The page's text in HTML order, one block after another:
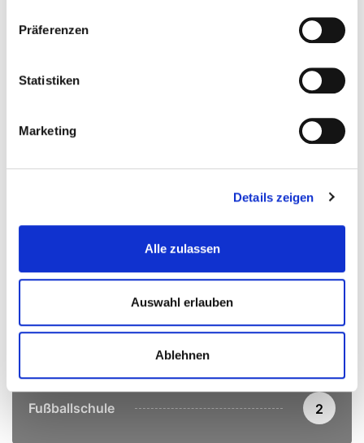
Präferenzen
Statistiken
Marketing
Details zeigen
Alle zulassen
Auswahl erlauben
Ablehnen
1
7
Cheerleading
Crossminton 1
Fußballschule 2